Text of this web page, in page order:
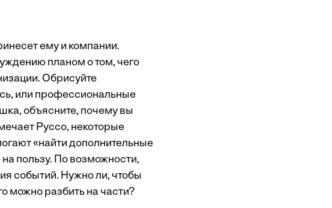
ему и компании.
планом о том, чего
Обрисуйте
или профессиональные
объясните, почему вы
Руссо, некоторые
«найти дополнительные
пользу. По возможности,
событий. Нужно ли, чтобы
можно разбить на части?